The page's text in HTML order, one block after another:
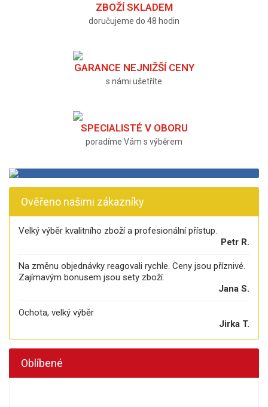
ZBOŽÍ SKLADEM
doručujeme do 48 hodin
GARANCE NEJNIŽŠÍ CENY
s námi ušetříte
SPECIALISTÉ V OBORU
poradíme Vám s výběrem
Ověřeno našimi zákazníky
Velký výběr kvalitního zboží a profesionální přístup.
Petr R.
Na změnu objednávky reagovali rychle. Ceny jsou příznivé.
Zajímavým bonusem jsou sety zboží.
Jana S.
Ochota, velký výběr
Jirka T.
Oblíbené